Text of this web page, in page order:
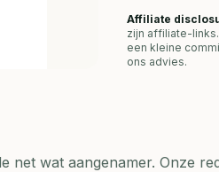
Affiliate
zijn affiliate-
een kleine
ons advies.
net wat aangenamer. Onze